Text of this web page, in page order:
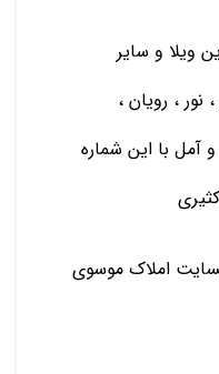
ویلا و سایر
، رویان ،
آمل با این شماره
املاک موسوی